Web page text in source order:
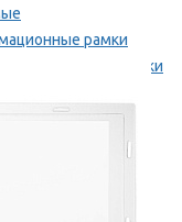
рамки
рамки